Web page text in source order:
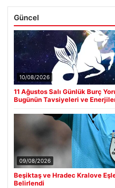
Güncel
10/08/2026
11 Ağustos Salı Günlük Burç
Bugünün Tavsiyeleri ve
09/08/2026
Beşiktaş ve Hradec Kralove
Belirlendi